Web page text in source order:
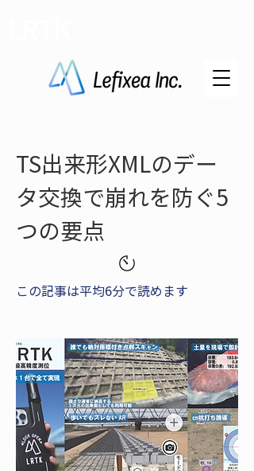
TS出来形XMLのデー
タ交換で崩れを防ぐ5
つの要点
この記事は平均6分で読めます